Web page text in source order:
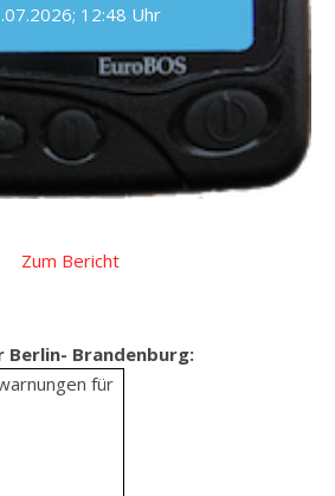
12:48 Uhr
Zum Bericht
Brandenburg: